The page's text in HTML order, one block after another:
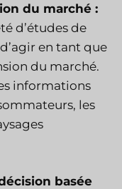
du marché :
d’études de
en tant que
du marché.
informations
les
basée